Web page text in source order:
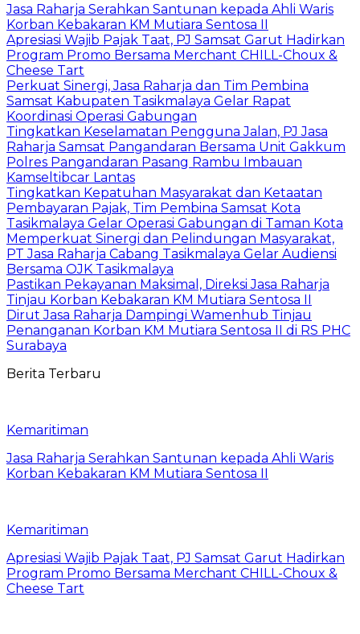
Jasa Raharja Serahkan Santunan kepada Ahli Waris
Korban Kebakaran KM Mutiara Sentosa II
Apresiasi Wajib Pajak Taat, PJ Samsat Garut Hadirkan
Program Promo Bersama Merchant CHILL-Choux &
Cheese Tart
Perkuat Sinergi, Jasa Raharja dan Tim Pembina
Samsat Kabupaten Tasikmalaya Gelar Rapat
Koordinasi Operasi Gabungan
Tingkatkan Keselamatan Pengguna Jalan, PJ Jasa
Raharja Samsat Pangandaran Bersama Unit Gakkum
Polres Pangandaran Pasang Rambu Imbauan
Kamseltibcar Lantas
Tingkatkan Kepatuhan Masyarakat dan Ketaatan
Pembayaran Pajak, Tim Pembina Samsat Kota
Tasikmalaya Gelar Operasi Gabungan di Taman Kota
Memperkuat Sinergi dan Pelindungan Masyarakat,
PT Jasa Raharja Cabang Tasikmalaya Gelar Audiensi
Bersama OJK Tasikmalaya
Pastikan Pekayanan Maksimal, Direksi Jasa Raharja
Tinjau Korban Kebakaran KM Mutiara Sentosa II
Dirut Jasa Raharja Dampingi Wamenhub Tinjau
Penanganan Korban KM Mutiara Sentosa II di RS PHC
Surabaya
Berita Terbaru
Kemaritiman
Jasa Raharja Serahkan Santunan kepada Ahli Waris
Korban Kebakaran KM Mutiara Sentosa II
Kemaritiman
Apresiasi Wajib Pajak Taat, PJ Samsat Garut Hadirkan
Program Promo Bersama Merchant CHILL-Choux &
Cheese Tart